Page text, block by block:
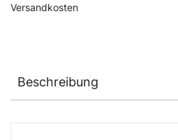
Versandkosten
Beschreibung